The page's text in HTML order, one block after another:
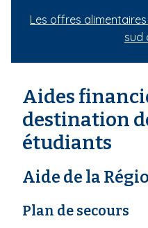
Les offres
sud
Aides
destination
étudiants
Aide de la
Plan de secours